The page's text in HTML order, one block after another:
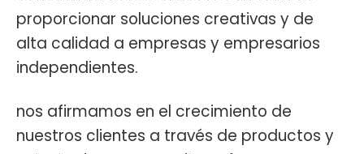
proporcionar soluciones creativas y de
alta calidad a empresas y empresarios
independientes.
nos afirmamos en el crecimiento de
nuestros clientes a través de productos y